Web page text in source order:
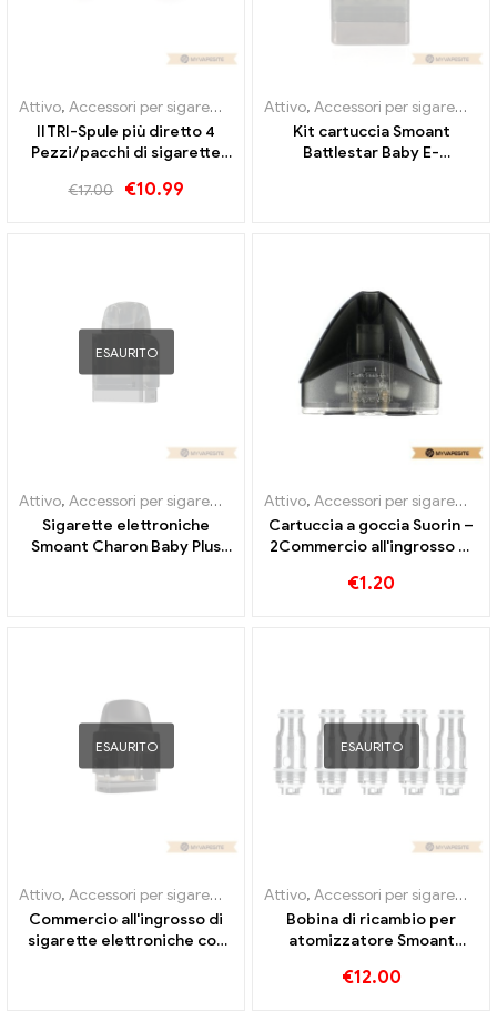
Attivo, Accessori per sigarette elettroniche ,Evaporatore
Il TRI-Spule più diretto 4
Pezzi/pacchi di sigarette
Personalizzato
€17.00 €10.99
Attivo, Accessori per sigarette elettroniche
Kit cartuccia Smoant
Battlestar Baby E-
ESAURITO
Attivo, Accessori per sigarette elettroniche ,Evaporatore
Sigarette elettroniche
Smoant Charon Baby Plus
Attivo, Accessori per sigarette elettroniche
Cartuccia a goccia Suorin –
2Commercio all'ingrosso di
Custom
€1.20
ESAURITO
Attivo, Accessori per sigarette elettroniche ,Evaporatore
Commercio all'ingrosso di
sigarette elettroniche con
ESAURITO
Attivo, Accessori per sigarette elettroniche
Bobina di ricambio per
atomizzatore Smoant
pezzi/pacco Sigarette
€12.00